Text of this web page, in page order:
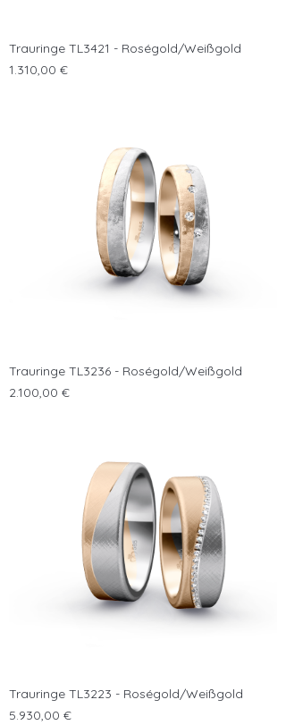
Trauringe TL3421 - Roségold/Weißgold
Preis
1.310,00 €
Trauringe TL3236 - Roségold/Weißgold
Preis
2.100,00 €
Trauringe TL3223 - Roségold/Weißgold
Preis
5.930,00 €